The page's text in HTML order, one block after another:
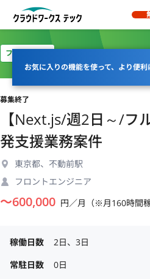
お気に入りの機能を使って、より便利
フルリモート
募集終了
【Next.js/週2日～/フ
発支援業務案件
東京都、不動前駅
フロントエンジニア
〜600,000 円／月（※月160時間
稼働日数
2日、3日
常駐日数
0日